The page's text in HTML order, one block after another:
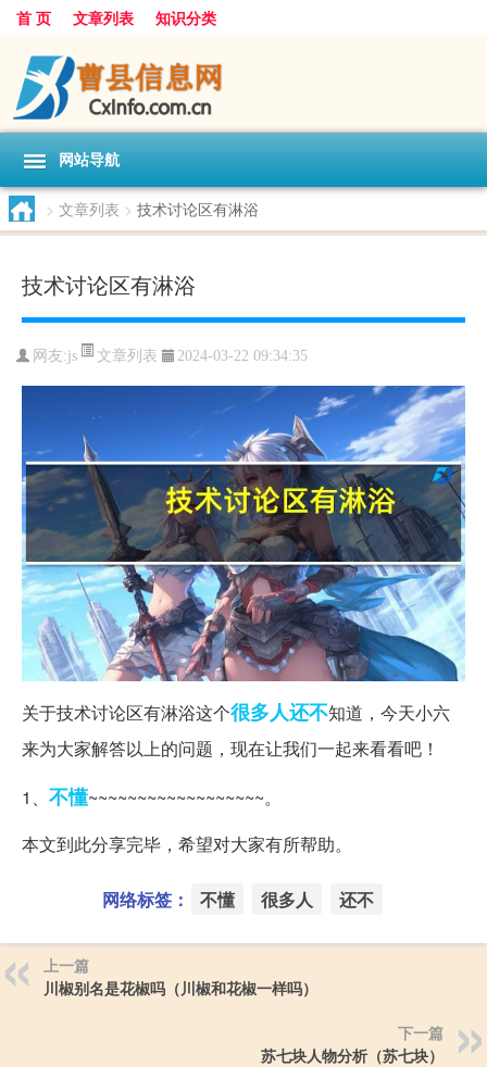
首 页 文章列表 知识分类
网站导航
> 文章列表 > 技术讨论区有淋浴
技术讨论区有淋浴
网友:js 文章列表 2024-03-22 09:34:35
关于技术讨论区有淋浴这个很多人还不知道，今天小六
来为大家解答以上的问题，现在让我们一起来看看吧！
1、 不懂~~~~~~~~~~~~~~~~~~。
本文到此分享完毕，希望对大家有所帮助。
网络标签： 不懂 很多人 还不
上一篇
川椒别名是花椒吗（川椒和花椒一样吗）
下一篇
苏七块人物分析（苏七块）